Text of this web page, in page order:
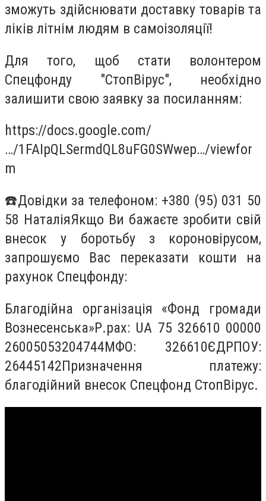
зможуть здійснювати доставку товарів та
ліків літнім людям в самоізоляції!
Для того, щоб стати волонтером
Спецфонду "СтопВірус", необхідно
залишити свою заявку за посиланням:
https://docs.google.com/
…/1FAIpQLSermdQL8uFG0SWwep…/viewfor
m
☎️Довідки за телефоном: +380 (95) 031 50
58 НаталіяЯкщо Ви бажаєте зробити свій
внесок у боротьбу з короновірусом,
запрошуємо Вас переказати кошти на
рахунок Спецфонду:
Благодійна організація «Фонд громади
Вознесенська»Р.рах: UA 75 326610 00000
26005053204744МФО: 326610ЄДРПОУ:
26445142Призначення платежу:
благодійний внесок Спецфонд СтопВірус.